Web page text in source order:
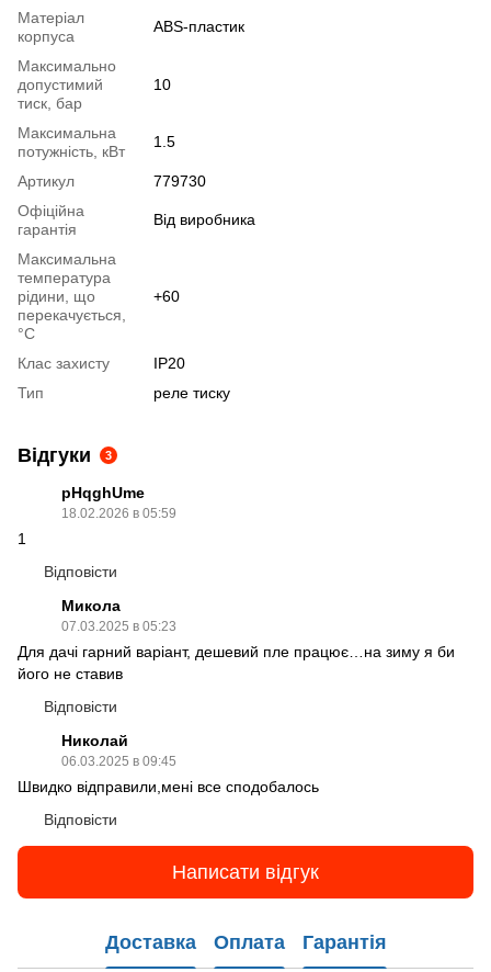
Матеріал
корпуса
ABS-пластик
Максимально
допустимий
тиск, бар
10
Максимальна
потужність, кВт
1.5
Артикул
779730
Офіційна
гарантія
Від виробника
Максимальна
температура
рідини, що
перекачується,
°C
+60
Клас захисту
IP20
Тип
реле тиску
Відгуки 3
pHqghUme
18.02.2026 в 05:59
1
Відповісти
Микола
07.03.2025 в 05:23
Для дачі гарний варіант, дешевий пле працює…на зиму я би
його не ставив
Відповісти
Николай
06.03.2025 в 09:45
Швидко відправили,мені все сподобалось
Відповісти
Написати відгук
Доставка Оплата Гарантія